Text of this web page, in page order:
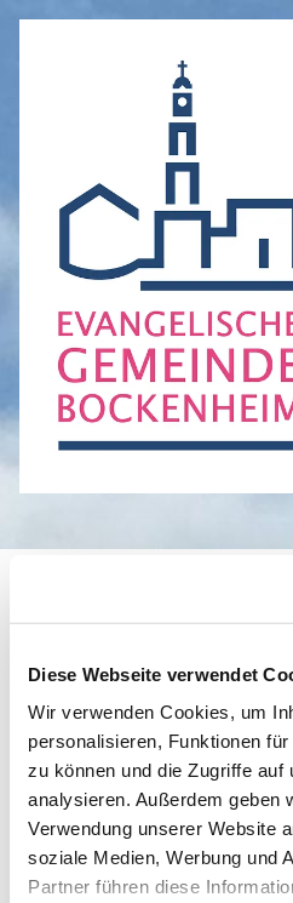
Diese Webseite verwendet
Wir verwenden Cookies, um
personalisieren, Funktionen
zu können und die Zugriffe auf
analysieren. Außerdem geben
Verwendung unserer Website
soziale Medien, Werbung und
Partner führen diese